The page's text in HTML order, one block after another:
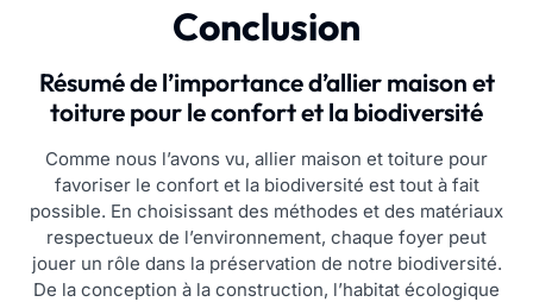
Conclusion
Résumé de l’importance d’allier maison et
toiture pour le confort et la biodiversité
Comme nous l’avons vu, allier maison et toiture pour
favoriser le confort et la biodiversité est tout à fait
possible. En choisissant des méthodes et des matériaux
respectueux de l’environnement, chaque foyer peut
jouer un rôle dans la préservation de notre biodiversité.
De la conception à la construction, l’habitat écologique